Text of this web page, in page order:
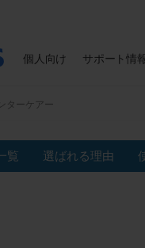
個人向け サポート情
ターケアー
覧 選ばれる理由